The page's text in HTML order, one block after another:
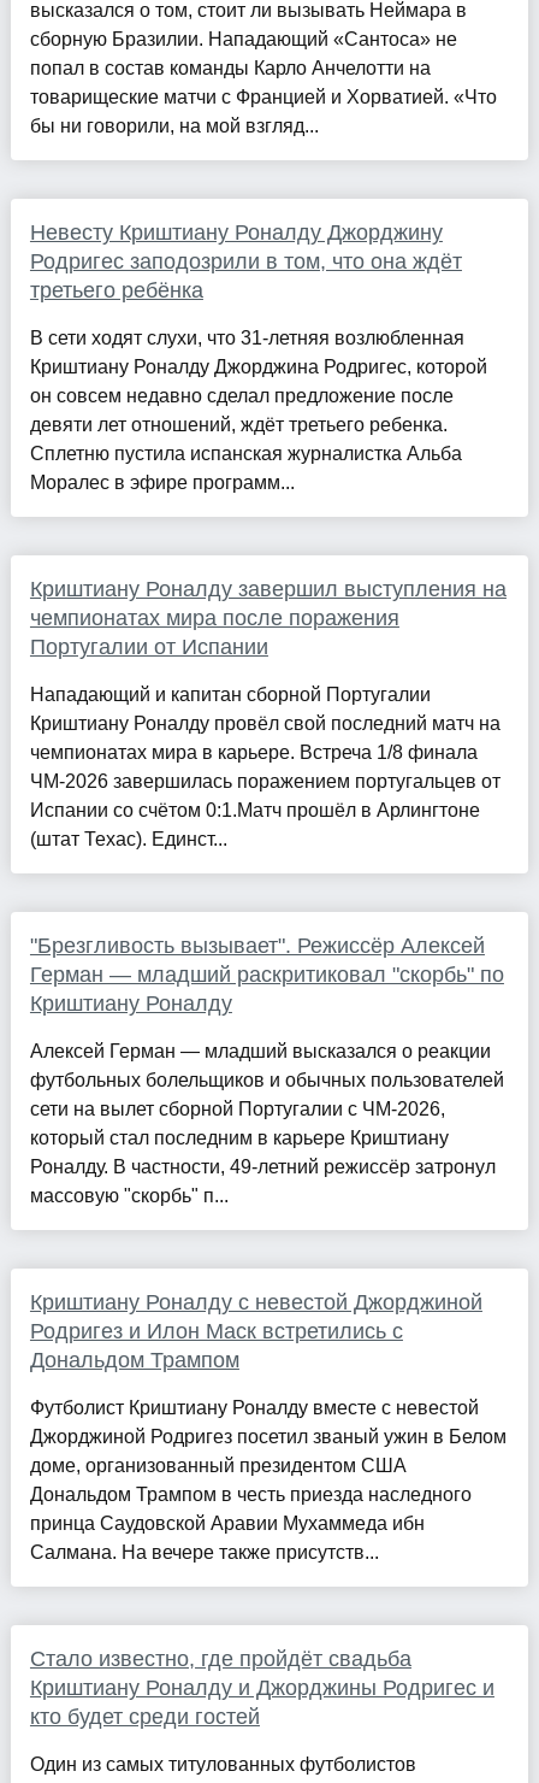
высказался о том, стоит ли вызывать Неймара в
сборную Бразилии. Нападающий «Сантоса» не
попал в состав команды Карло Анчелотти на
товарищеские матчи с Францией и Хорватией. «Что
бы ни говорили, на мой взгляд...
Невесту Криштиану Роналду Джорджину
Родригес заподозрили в том, что она ждёт
третьего ребёнка
В сети ходят слухи, что 31-летняя возлюбленная
Криштиану Роналду Джорджина Родригес, которой
он совсем недавно сделал предложение после
девяти лет отношений, ждёт третьего ребенка.
Сплетню пустила испанская журналистка Альба
Моралес в эфире программ...
Криштиану Роналду завершил выступления на
чемпионатах мира после поражения
Португалии от Испании
Нападающий и капитан сборной Португалии
Криштиану Роналду провёл свой последний матч на
чемпионатах мира в карьере. Встреча 1/8 финала
ЧМ-2026 завершилась поражением португальцев от
Испании со счётом 0:1.Матч прошёл в Арлингтоне
(штат Техас). Единст...
"Брезгливость вызывает". Режиссёр Алексей
Герман — младший раскритиковал "скорбь" по
Криштиану Роналду
Алексей Герман — младший высказался о реакции
футбольных болельщиков и обычных пользователей
сети на вылет сборной Португалии с ЧМ-2026,
который стал последним в карьере Криштиану
Роналду. В частности, 49-летний режиссёр затронул
массовую "скорбь" п...
Криштиану Роналду с невестой Джорджиной
Родригез и Илон Маск встретились с
Дональдом Трампом
Футболист Криштиану Роналду вместе с невестой
Джорджиной Родригез посетил званый ужин в Белом
доме, организованный президентом США
Дональдом Трампом в честь приезда наследного
принца Саудовской Аравии Мухаммеда ибн
Салмана. На вечере также присутств...
Стало известно, где пройдёт свадьба
Криштиану Роналду и Джорджины Родригес и
кто будет среди гостей
Один из самых титулованных футболистов